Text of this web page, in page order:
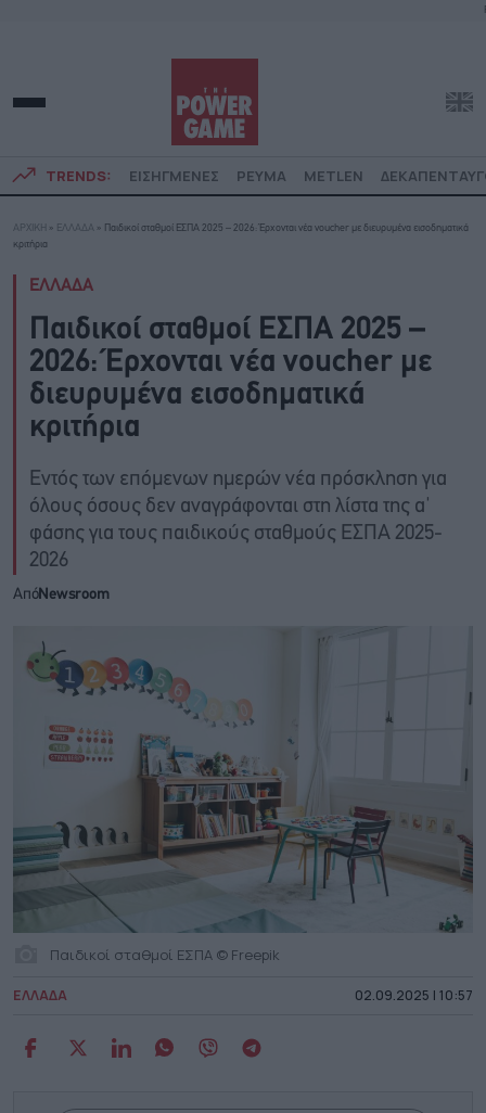
TRENDS: ΕΙΣΗΓΜΕΝΕΣ ΡΕΥΜΑ METLEN
ΑΡΧΙΚΗ » ΕΛΛΑΔΑ »
Παιδικοί σταθμοί ΕΣΠΑ 2025 – 2026: Έρχονται νέα voucher με διευρυμένα εισοδηματικά
κριτήρια
ΕΛΛΑΔΑ
Παιδικοί σταθμοί ΕΣΠΑ 2025 –
2026: Έρχονται νέα voucher με
διευρυμένα εισοδηματικά
κριτήρια
Εντός των επόμενων ημερών νέα πρόσκληση για
όλους όσους δεν αναγράφονται στη λίστα της α'
φάσης για τους παιδικούς σταθμούς ΕΣΠΑ 2025-
2026
ΑπόNewsroom
Παιδικοί σταθμοί ΕΣΠΑ © Freepik
ΕΛΛΑΔΑ 02.09.2025 | 10:57